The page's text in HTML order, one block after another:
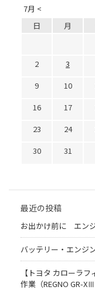
7月 <
日 月
2
3
9
10
16
17
23
24
30
31
最近の投稿
お出かけ前に エン
バッテリー・エンジ
【トヨタ カローラ
作業（REGNO GR-XⅢ